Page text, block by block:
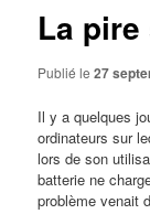
La
Publié le27
Il y a quelques
ordinateurs sur
lors de son
batterie ne
problème venait